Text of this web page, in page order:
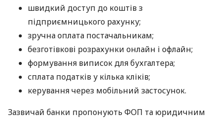
швидкий доступ до коштів з
підприємницького рахунку;
зручна оплата постачальникам;
безготівкові розрахунки онлайн і офлайн;
формування виписок для бухгалтера;
сплата податків у кілька кліків;
керування через мобільний застосунок.
Зазвичай банки пропонують ФОП та юридичним